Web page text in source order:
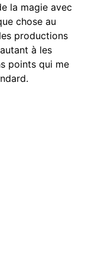
la magie avec
chose au
productions
à les
points qui me